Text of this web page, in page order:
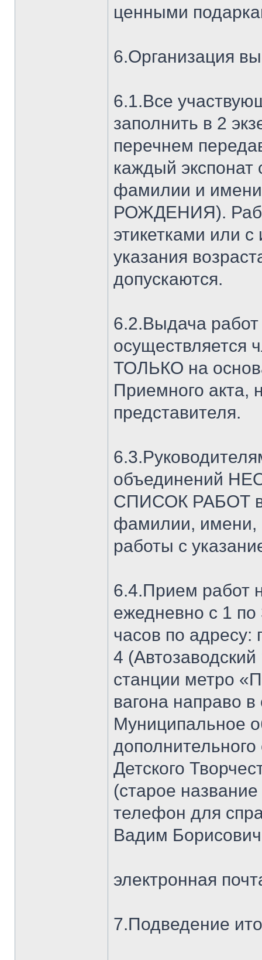
ценными
6.Организация
6.1.Все
заполнить в 2
перечнем
каждый
фамилии и
РОЖДЕНИЯ).
этикетками или
указания
допускаются.
6.2.Выдача работ
осуществляется
ТОЛЬКО на
Приемного акта,
представителя.
объединений
СПИСОК РАБОТ в
фамилии, имени,
работы с
6.4.Прием работ
ежедневно с 1 по
часов по адресу:
4
станции метро
вагона направо
Муниципальное
Детского
(старое
телефон для
Вадим
электронная
7.Подведение